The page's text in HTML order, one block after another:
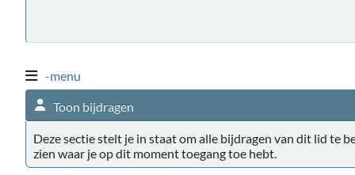
-menu
Toon bijdragen
Deze sectie stelt je in staat om alle bijdragen van dit lid te
zien waar je op dit moment toegang toe hebt.